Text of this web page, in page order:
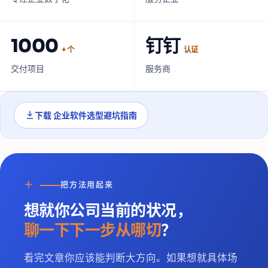
1000 + 个
交付项目
钉钉 认证
服务商
下载企业软件选型避坑指南
＋ 把方法用起来
想就你公司当前的状况，
聊一下下一步从哪切？
看完文章你应该能判断大方向。如果想就具体场